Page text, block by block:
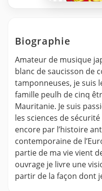
Biographie
Amateur de musique
blanc de saucisson de
tamponneuses, je suis
famille peulh de cinq
Mauritanie. Je suis
les sciences de
encore par l’histoire
contemporaine de
partie de ma vie vient
ouvrage je livre une
partir de la façon dont